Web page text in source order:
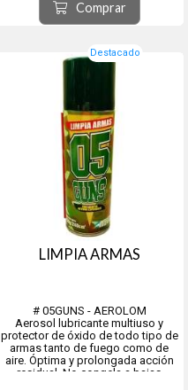
Comprar
Destacado
LIMPIA ARMAS
# 05GUNS - AEROLOM
Aerosol lubricante multiuso y
protector de óxido de todo tipo de
armas tanto de fuego como de
aire. Óptima y prolongada acción
residual. No congela a bajas